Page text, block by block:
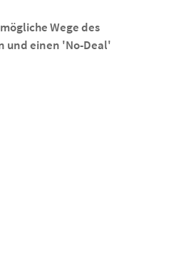
Wege des
und einen 'No-Deal'